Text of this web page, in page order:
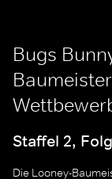
Bugs
Staffel 2,
Die Looney-